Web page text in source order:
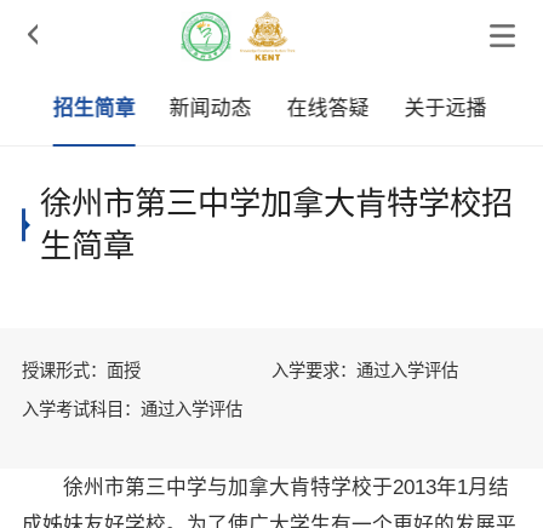

招生简章 新闻动态 在线答疑 关于远播
徐州市第三中学加拿大肯特学校招
生简章
授课形式：面授
入学要求：通过入学评估
入学考试科目：通过入学评估
徐州市第三中学与加拿大肯特学校于2013年1月结